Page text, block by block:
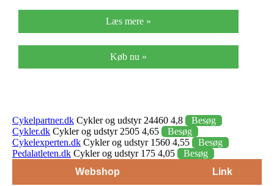
Læs mere »
Køb nu »
Cykelpartner.dk Cykler og udstyr 24460 4,8
Besøg
Cykler.dk Cykler og udstyr 2505 4,65
Besøg
Cykelexperten.dk Cykler og udstyr 1560 4,55
Besøg
Pedalatleten.dk Cykler og udstyr 175 4,05
Besøg
Webshop
Link